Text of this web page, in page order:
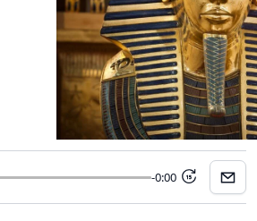
-0:00 15